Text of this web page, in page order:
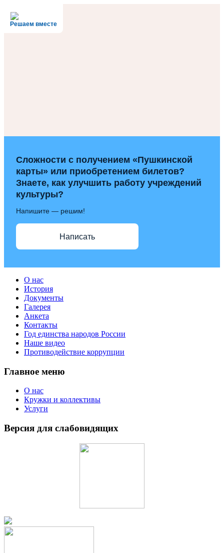
Решаем вместе
Сложности с получением «Пушкинской
карты» или приобретением билетов?
Знаете, как улучшить работу учреждений
культуры?
Напишите — решим!
Написать
О нас
История
Документы
Галерея
Анкета
Контакты
Год единства народов России
Наше видео
Противодействие коррупции
Главное меню
О нас
Кружки и коллективы
Услуги
Версия для слабовидящих